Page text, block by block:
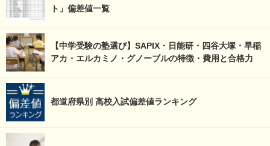
ト」偏差値一覧
【中学受験の塾選び】SAPIX・日能研・四谷大塚・早稲
アカ・エルカミノ・グノーブルの特徴・費用と合格力
都道府県別 高校入試偏差値ランキング